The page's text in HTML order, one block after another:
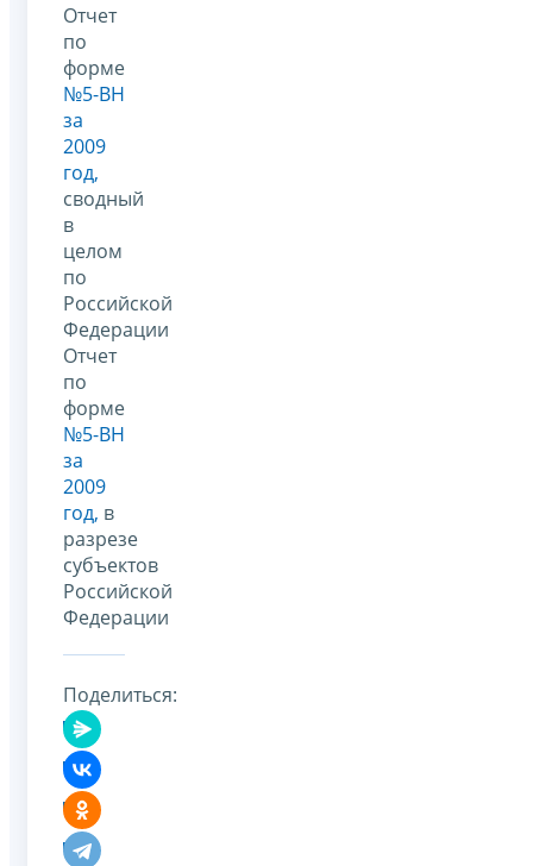
Отчет
по
форме
№5-ВН
за
2009
год,
сводный
в
целом
по
Российской
Федерации
Отчет
по
форме
№5-ВН
за
2009
год, в
разрезе
субъектов
Российской
Федерации
Поделиться: